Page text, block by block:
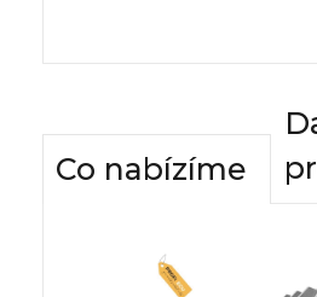
Co nabízíme